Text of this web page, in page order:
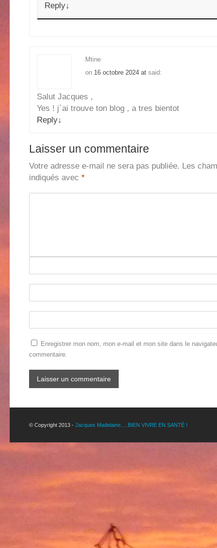
Reply↓
Mtine
on 16 octobre 2024 at said:
Salut Jacques ,
Yes ! j`ai trouve ton blog , a tres bientot
Reply↓
Laisser un commentaire
Votre adresse e-mail ne sera pas publiée. Les
indiqués avec *
Enregistrer mon nom, mon e-mail et mon site dans le
commentaire.
© Copyright 2013 - Jacques Madelaine.....BIEN VIVRE EN SANTÉ !